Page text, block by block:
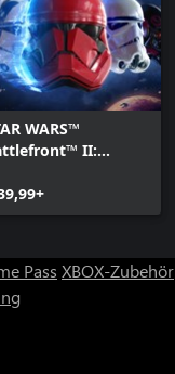
WARS™
II:
Pass XBOX-Zubehör